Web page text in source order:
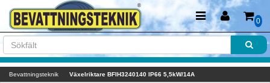
0
Bevattningsteknik Växelriktare BFIH3240140 IP66 5,5kW/14A